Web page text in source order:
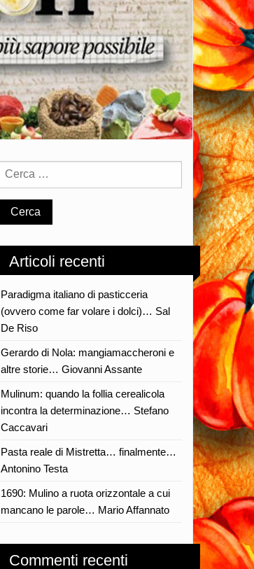
Articoli recenti
Paradigma italiano di pasticceria
(ovvero come far volare i dolci)… Sal
De Riso
Gerardo di Nola: mangiamaccheroni e
altre storie… Giovanni Assante
Mulinum: quando la follia cerealicola
incontra la determinazione… Stefano
Caccavari
Pasta reale di Mistretta… finalmente…
Antonino Testa
1690: Mulino a ruota orizzontale a cui
mancano le parole… Mario Affannato
Commenti recenti